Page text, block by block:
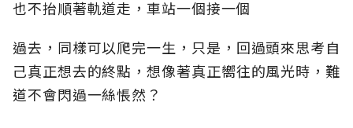
也不抬順著軌道走，車站一個接一個
過去，同樣可以爬完一生，只是，回過頭來思考自
己真正想去的終點，想像著真正嚮往的風光時，難
道不會閃過一絲悵然？